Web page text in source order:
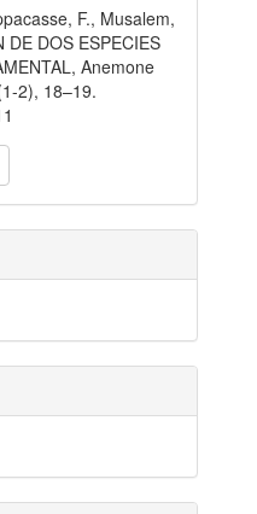
F., Musalem,
DOS ESPECIES
Anemone
2), 18–19.